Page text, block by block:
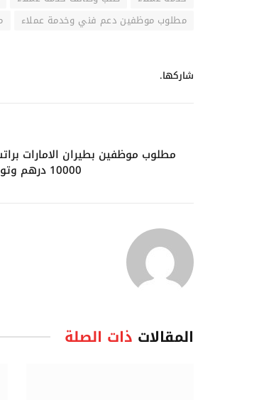
مطلوب موظفين دعم فني وخدمة عملاء
شاركها.
مطلوب موظفين بطيران الامارات
10000 درهم وتوفير الاقامة
المقالات ذات الصلة